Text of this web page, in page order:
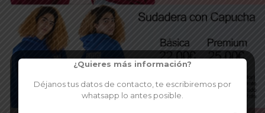
¿Quieres más información?
Déjanos tus datos de contacto, te escribiremos por
whatsapp lo antes posible.